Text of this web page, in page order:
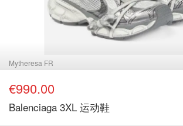
Mytheresa FR
€990.00
Balenciaga 3XL 运动鞋